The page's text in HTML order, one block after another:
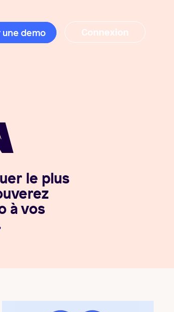
une demo Connexion
le plus
à vos